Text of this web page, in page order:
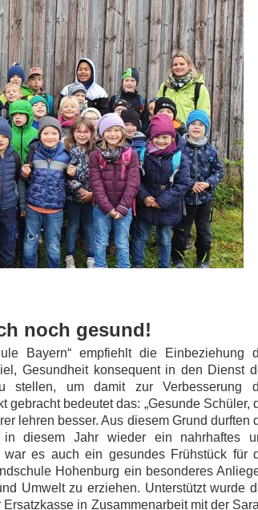
noch gesund!
Bayern“ empfiehlt die Einbeziehung
Gesundheit konsequent in den Dienst
stellen, um damit zur Verbesserung
gebracht bedeutet das: „Gesunde Schüler,
lehren besser. Aus diesem Grund durften
in diesem Jahr wieder ein nahrhaftes
es auch ein gesundes Frühstück für
Hohenburg ein besonderes
Umwelt zu erziehen. Unterstützt wurde
in Zusammenarbeit mit der